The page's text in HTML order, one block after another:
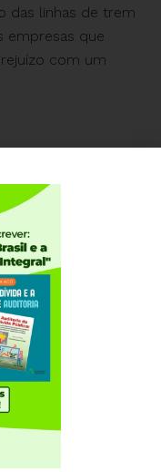
das linhas de trem
empresas que
com um